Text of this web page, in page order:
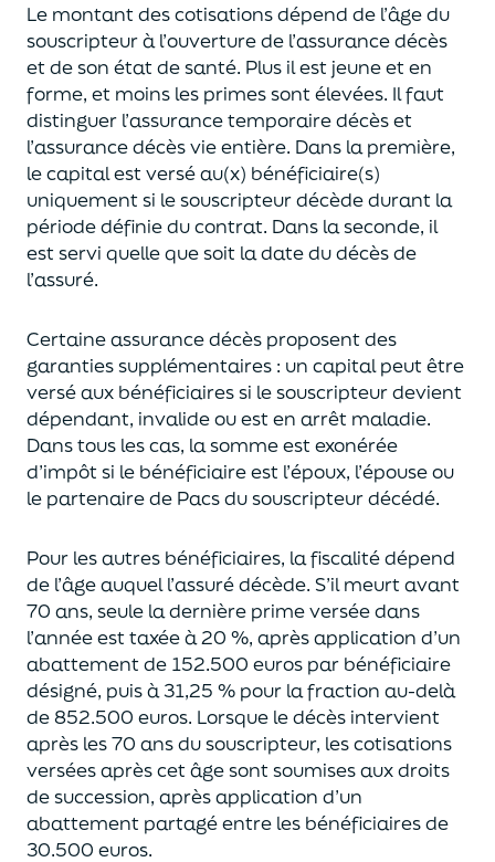
Le montant des cotisations dépend de l’âgedu
souscripteur à l’ouverture de l’assurance décès
et de son état de santé. Plus il est jeuneet en
forme, et moins les primes sont élevées. Il faut
distinguer l’assurance temporaire décès et
l’assurancedécèsvie entière. Dans la première,
le capital estversé au(x) bénéficiaire(s)
uniquementsi le souscripteur décède durant la
période définie du contrat. Dans la seconde, il
est servi quelle que soit la date du décès de
l’assuré.
Certaine assurance décès proposentdes
garanties supplémentaires : un capitalpeut être
versé aux bénéficiaires si le souscripteur devient
dépendant, invalide ouest en arrêt maladie.
Dans tous les cas, la somme est exonérée
d’impôt si le bénéficiaire est l’époux, l’épouse ou
le partenaire de Pacsdu souscripteur décédé.
Pour les autres bénéficiaires, la fiscalité dépend
de l’âgeauquell’assuré décède. S’il meurt avant
70 ans, seule la dernière prime versée dans
l’année esttaxée à 20 %, après application d’un
abattement de 152.500 euros par bénéficiaire
désigné, puis à 31,25 % pour la fraction au-delà
de852.500 euros. Lorsque le décès intervient
après les 70 ans du souscripteur, les cotisations
versées après cet âge sont soumises aux droits
de succession, après application d’un
abattement partagé entre les bénéficiaires de
30.500 euros.